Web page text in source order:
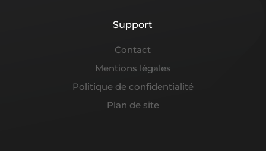
Support
Contact
Mentions légales
Politique de confidentialité
Plan de site